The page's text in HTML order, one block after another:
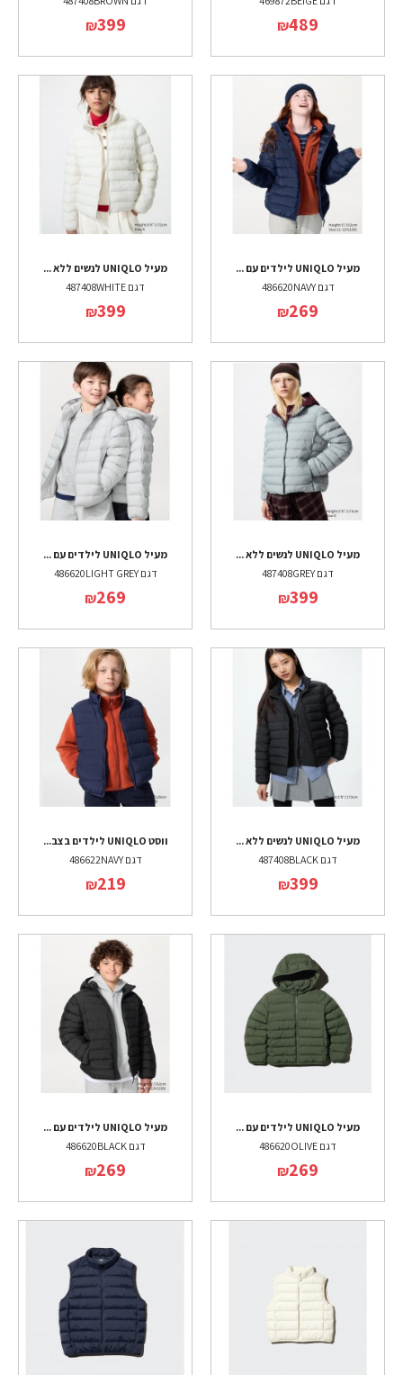
₪489
₪399
מעיל UNIQLO לילדים עם ...
דגם 486620NAVY
₪269
מעיל UNIQLO לנשים ללא ...
דגם 487408WHITE
₪399
מעיל UNIQLO לנשים ללא ...
דגם 487408GREY
₪399
מעיל UNIQLO לילדים עם ...
דגם 486620LIGHT GREY
₪269
מעיל UNIQLO לנשים ללא ...
דגם 487408BLACK
₪399
ווסט UNIQLO לילדים בצב...
דגם 486622NAVY
₪219
מעיל UNIQLO לילדים עם ...
דגם 486620OLIVE
₪269
מעיל UNIQLO לילדים עם ...
דגם 486620BLACK
₪269